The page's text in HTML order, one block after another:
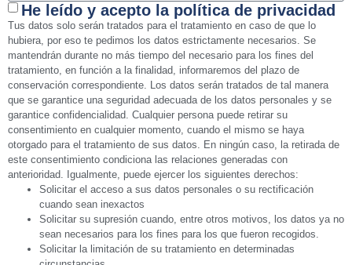
He leído y acepto la política de privacidad
Tus datos solo serán tratados para el tratamiento en caso de que lo
hubiera, por eso te pedimos los datos estrictamente necesarios. Se
mantendrán durante no más tiempo del necesario para los fines del
tratamiento, en función a la finalidad, informaremos del plazo de
conservación correspondiente. Los datos serán tratados de tal manera
que se garantice una seguridad adecuada de los datos personales y se
garantice confidencialidad. Cualquier persona puede retirar su
consentimiento en cualquier momento, cuando el mismo se haya
otorgado para el tratamiento de sus datos. En ningún caso, la retirada de
este consentimiento condiciona las relaciones generadas con
anterioridad. Igualmente, puede ejercer los siguientes derechos:
Solicitar el acceso a sus datos personales o su rectificación
cuando sean inexactos
Solicitar su supresión cuando, entre otros motivos, los datos ya no
sean necesarios para los fines para los que fueron recogidos.
Solicitar la limitación de su tratamiento en determinadas